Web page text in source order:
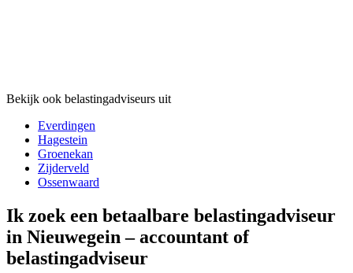
Bekijk ook belastingadviseurs uit
Everdingen
Hagestein
Groenekan
Zijderveld
Ossenwaard
Ik zoek een betaalbare belastingadviseur
in Nieuwegein – accountant of
belastingadviseur